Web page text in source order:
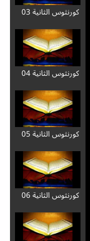
كورنثوس الثانية 03
كورنثوس الثانية 04
كورنثوس الثانية 05
كورنثوس الثانية 06